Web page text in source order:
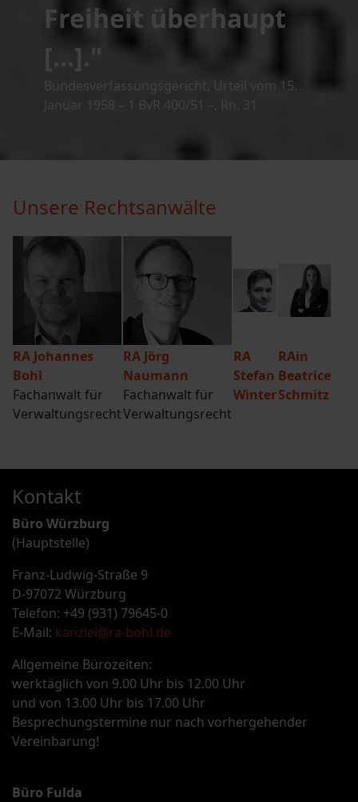
Freiheit überhaupt
[...]."
Bundesverfassungsgericht, Urteil vom 15.
Januar 1958 – 1 BvR 400/51 –, Rn. 31
Unsere Rechtsanwälte
RA Johannes
Bohl
Fachanwalt für
Verwaltungsrecht
RA Jörg
Naumann
Fachanwalt für
Verwaltungsrecht
RA
Stefan
Winter
RAin
Beatrice
Schmitz
Kontakt
Büro Würzburg
(Hauptstelle)
Franz-Ludwig-Straße 9
D-97072 Würzburg
Telefon: +49 (931) 79645-0
E-Mail: kanzlei@ra-bohl.de
Allgemeine Bürozeiten:
werktäglich von 9.00 Uhr bis 12.00 Uhr
und von 13.00 Uhr bis 17.00 Uhr
Besprechungstermine nur nach vorhergehender
Vereinbarung!
Büro Fulda